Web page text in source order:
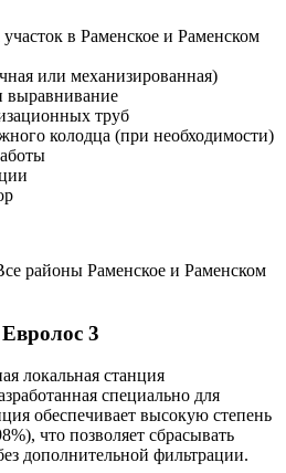
участок в Раменское и Раменском
или механизированная)
выравнивание
труб
колодца (при необходимости)
районы Раменское и Раменском
3
локальная станция
специально для
обеспечивает высокую степень
что позволяет сбрасывать
дополнительной фильтрации.